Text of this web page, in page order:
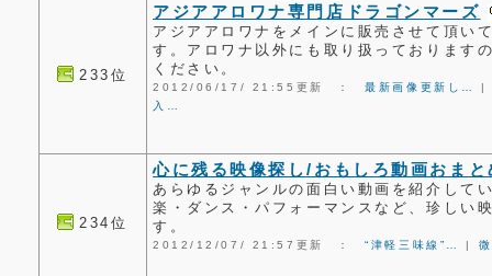
233位
アジアアロワナ専門店ドラゴンマーズ
アジアアロワナをメインに販売させて頂い
す。アロワナ以外にも取り扱っております
ください。
2012/06/17/ 21:55更新 ：最新画像更新し…
入…
234位
心に残る映像探し/おもしろ動画おま
あらゆるジャンルの面白い動画を紹介して
楽・ダンス・パフォーマンスなど、珍しい
す。
2012/12/07/ 21:57更新 ：“津軽三味線”… |